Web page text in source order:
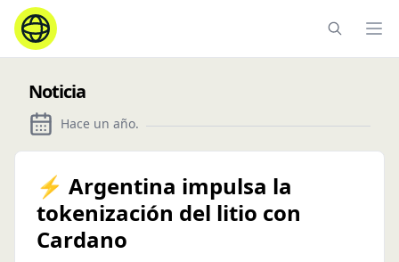
Noticia
Hace un año.
⚡ Argentina impulsa la
tokenización del litio con
Cardano